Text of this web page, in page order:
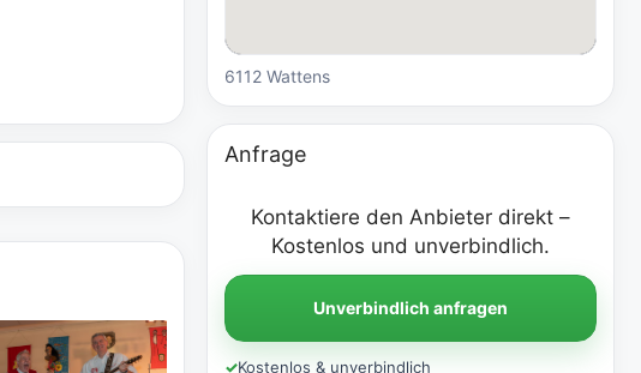
6112 Wattens
Anfrage
Kontaktiere den Anbieter direkt –
Kostenlos und unverbindlich.
Unverbindlich anfragen
✓Kostenlos & unverbindlich